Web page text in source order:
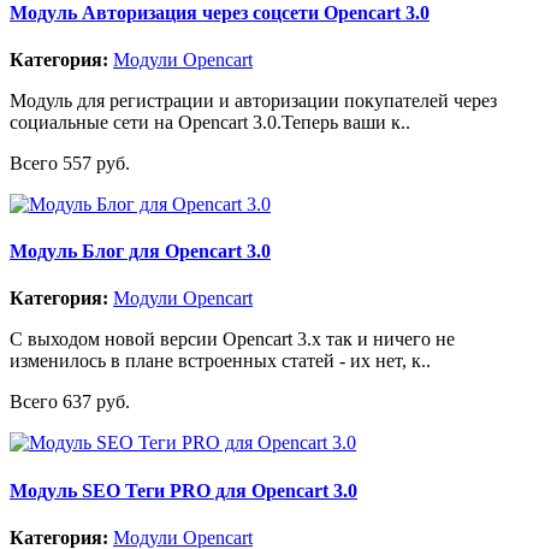
Модуль Авторизация через соцсети Opencart 3.0
Категория: Модули Opencart
Модуль для регистрации и авторизации покупателей через
социальные сети на Opencart 3.0.Теперь ваши к..
Всего 557 руб.
Модуль Блог для Opencart 3.0
Категория: Модули Opencart
С выходом новой версии Opencart 3.x так и ничего не
изменилось в плане встроенных статей - их нет, к..
Всего 637 руб.
Модуль SEO Теги PRO для Opencart 3.0
Категория: Модули Opencart